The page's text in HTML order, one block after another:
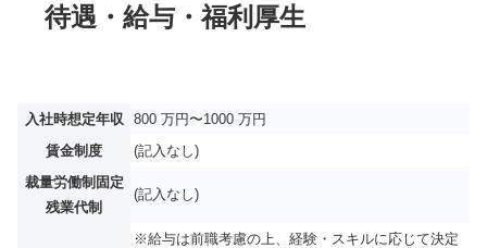
待遇・給与・福利厚生
入社時想定年収
800 万円〜1000 万円
賃金制度
(記入なし)
裁量労働制固定
残業代制
(記入なし)
※給与は前職考慮の上、経験・スキルに応じて決定